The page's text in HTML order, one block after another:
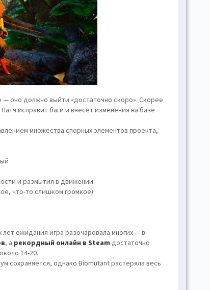
оно должно выйти «достаточно скоро». Скорее
исправит баги и внесёт изменения на базе
множества спорных элементов проекта,
и размытия в движении
что-то слишком громкое)
ожидания игра разочаровала многих — в
, а рекордный онлайн в Steam достаточно
14-20.
сохраняется, однако Biomutant растеряла весь